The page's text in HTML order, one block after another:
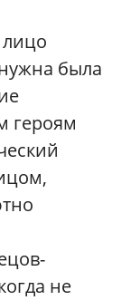
лицо
была
героям
не